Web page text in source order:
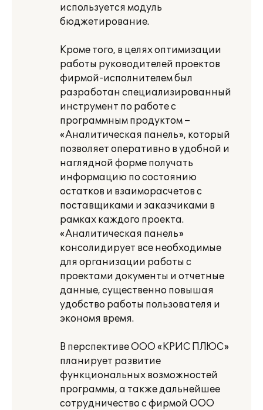
используется модуль
бюджетирование.
Кроме того, в целях оптимизации
работы руководителей проектов
фирмой-исполнителем был
разработан специализированный
инструмент по работе с
программным продуктом –
«Аналитическая панель», который
позволяет оперативно в удобной и
наглядной форме получать
информацию по состоянию
остатков и взаиморасчетов с
поставщиками и заказчиками в
рамках каждого проекта.
«Аналитическая панель»
консолидирует все необходимые
для организации работы с
проектами документы и отчетные
данные, существенно повышая
удобство работы пользователя и
экономя время.
В перспективе ООО «КРИС ПЛЮС»
планирует развитие
функциональных возможностей
программы, а также дальнейшее
сотрудничество с фирмой ООО